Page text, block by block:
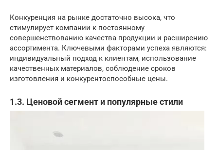
Конкуренция на рынке достаточно высока, что
стимулирует компании к постоянному
совершенствованию качества продукции и расширению
ассортимента. Ключевыми факторами успеха являются:
индивидуальный подход к клиентам, использование
качественных материалов, соблюдение сроков
изготовления и конкурентоспособные цены.
1.3. Ценовой сегмент и популярные стили